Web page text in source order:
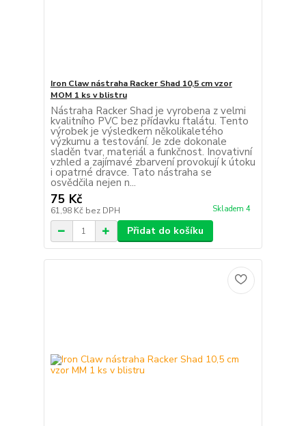
Iron Claw nástraha Racker Shad 10,5 cm vzor
MOM 1 ks v blistru
Nástraha Racker Shad je vyrobena z velmi
kvalitního PVC bez přídavku ftalátu. Tento
výrobek je výsledkem několikaletého
výzkumu a testování. Je zde dokonale
sladěn tvar, materiál a funkčnost. Inovativní
vzhled a zajímavé zbarvení provokují k útoku
i opatrné dravce. Tato nástraha se
osvědčila nejen n...
75 Kč
61,98 Kč bez DPH Skladem 4
Přidat do košíku